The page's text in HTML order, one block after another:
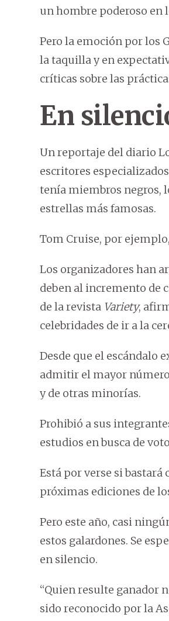
un hombre poderoso en
Pero la emoción por los
la taquilla y en
críticas sobre las
En
Un reportaje del diario
escritores
tenía miembros negros,
estrellas más famosas.
Tom Cruise, por
Los organizadores han
deben al incremento de
de la revista Variety,
celebridades de ir a la
Desde que el escándalo
admitir el mayor
y de otras minorías.
Prohibió a sus
estudios en busca de
Está por verse si bastará
próximas ediciones de
Pero este año, casi
estos galardones. Se
en silencio.
“Quien resulte ganador
sido reconocido por la